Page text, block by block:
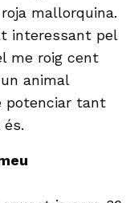
mallorquina.
interessant pel
me roig cent
animal
potenciar tant